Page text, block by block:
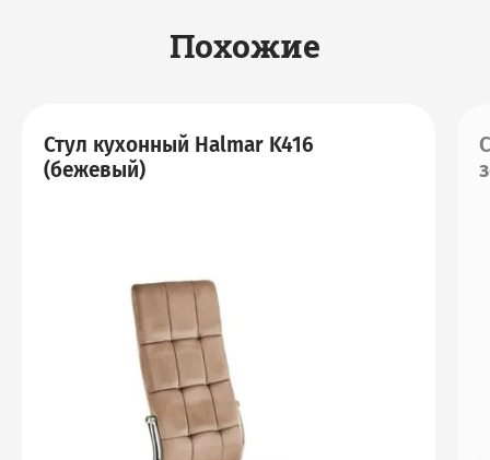
Похожие
Стул кухонный Halmar K416
(бежевый)